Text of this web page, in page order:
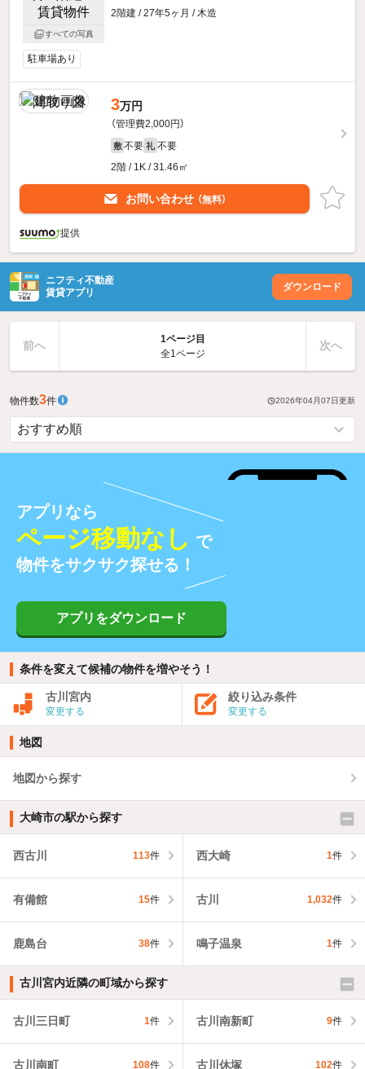
すべての写真
2階建 / 27年5ヶ月 / 木造
駐車場あり
3万円
（管理費2,000円）
敷 不要 礼 不要
2階 / 1K / 31.46㎡
お問い合わせ （無料）
提供
ニフティ不動産
賃貸アプリ
ダウンロード
前へ
1ページ目
全1ページ
次へ
物件数3件 2026年04月07日更新
アプリなら
ページ移動なし で
物件をサクサク探せる！
アプリをダウンロード
条件を変えて候補の物件を増やそう！
古川宮内
変更する
絞り込み条件
変更する
地図
地図から探す
大崎市の駅から探す
西古川 113件 西大崎 1件
有備館 15件 古川 1,032件
鹿島台 38件 鳴子温泉 1件
古川宮内近隣の町域から探す
古川三日町 1件 古川南新町 9件
古川南町 108件 古川休塚 102件